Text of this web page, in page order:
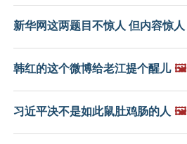
新华网这两题目不惊人 但内容惊人
韩红的这个微博给老江提个醒儿 🖼️
习近平决不是如此鼠肚鸡肠的人 🖼️